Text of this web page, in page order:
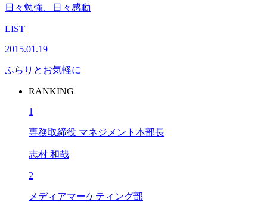
日々勉強、日々感動
LIST
2015.01.19
ふらりとお気軽に
RANKING
1
専務取締役 マネジメント本部長
志村 和哉
2
メディアマーケティング部